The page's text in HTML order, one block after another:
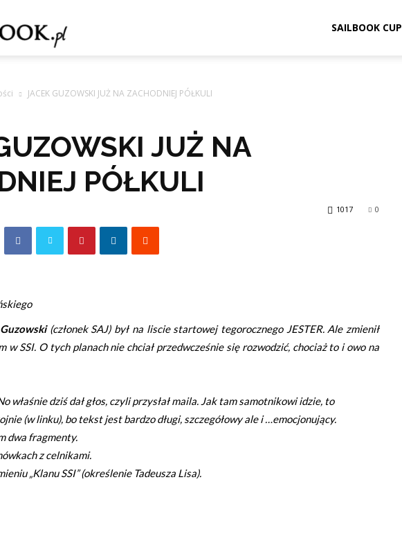
SAILBOOK CUP
JACEK GUZOWSKI JUŻ NA ZACHODNIEJ PÓŁKULI
JUŻ NA
PÓŁKULI
0
1017
(członek SAJ) był na liscie startowej tegorocznego JESTER. Ale zmienił
w SSI. O tych planach nie chciał przedwcześnie się rozwodzić, chociaż to i owo na
właśnie dziś dał głos, czyli przysłał maila. Jak tam samotnikowi idzie, to
(w linku), bo tekst jest bardzo długi, szczegółowy ale i …emocjonujący.
dwa fragmenty.
z celnikami.
„Klanu SSI” (określenie Tadeusza Lisa).